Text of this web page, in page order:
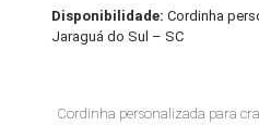
Disponibilidade:Cordinha
Jaraguá do Sul – SC
Cordinha personalizada para